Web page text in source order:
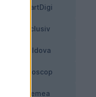
SmartDigi
Exclusiv
Moldova
Horoscop
Vremea